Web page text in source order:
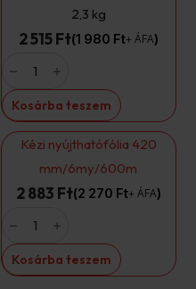
2,3 kg
2 515 Ft 1 980 Ft+ ÁFA
nyújtható
500mm
széles/220m
mennyiség
Kosárba teszem
Kézi nyújthatófólia 420
mm/6my/600m
2 883 Ft 2 270 Ft+ ÁFA
nyújthatófólia
mm/6my/600m
mennyiség
Kosárba teszem